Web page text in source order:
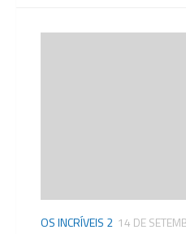
OS INCRÍVEIS 2 14 DE